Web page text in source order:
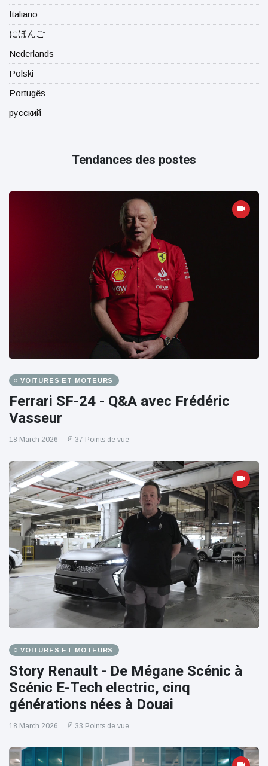
Italiano
にほんご
Nederlands
Polski
Portugês
русский
Tendances des postes
VOITURES ET MOTEURS
Ferrari SF-24 - Q&A avec Frédéric
Vasseur
18 March 2026 37 Points de vue
VOITURES ET MOTEURS
Story Renault - De Mégane Scénic à
Scénic E-Tech electric, cinq
générations nées à Douai
18 March 2026 33 Points de vue